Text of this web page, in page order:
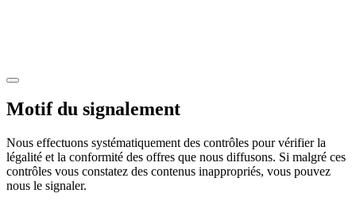
Motif du signalement
Nous effectuons systématiquement des contrôles pour vérifier la
légalité et la conformité des offres que nous diffusons. Si malgré ces
contrôles vous constatez des contenus inappropriés, vous pouvez
nous le signaler.